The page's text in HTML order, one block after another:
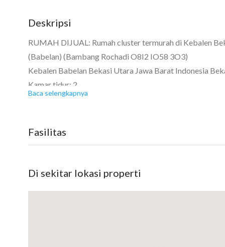
Deskripsi
RUMAH DIJUAL: Rumah cluster termurah di Kebalen
(Babelan) (Bambang Rochadi O8I2 IO58 3O3)
Kebalen Babelan Bekasi Utara Jawa Barat Indonesia
Kamar tidur: 2
Kamar mandi: 1
Bangunan menghadap: Selatan
Cluster murah di Kebalen Bekasi Utara dekat
Baca selengkapnya
Fasilitas
Di sekitar lokasi properti